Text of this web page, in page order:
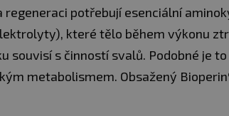
potřebují esenciální
které tělo během výkonu
souvisí s činností svalů. Podobné je
metabolismem. Obsažený